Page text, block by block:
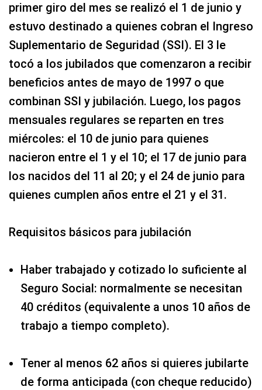
primer giro del mes se realizó el 1 de junio y
estuvo destinado a quienes cobran el Ingreso
Suplementario de Seguridad (SSI). El 3 le
tocó a los jubilados que comenzaron a recibir
beneficios antes de mayo de 1997 o que
combinan SSI y jubilación. Luego, los pagos
mensuales regulares se reparten en tres
miércoles: el 10 de junio para quienes
nacieron entre el 1 y el 10; el 17 de junio para
los nacidos del 11 al 20; y el 24 de junio para
quienes cumplen años entre el 21 y el 31.
Requisitos básicos para jubilación
Haber trabajado y cotizado lo suficiente al
Seguro Social: normalmente se necesitan
40 créditos (equivalente a unos 10 años de
trabajo a tiempo completo).
Tener al menos 62 años si quieres jubilarte
de forma anticipada (con cheque reducido)